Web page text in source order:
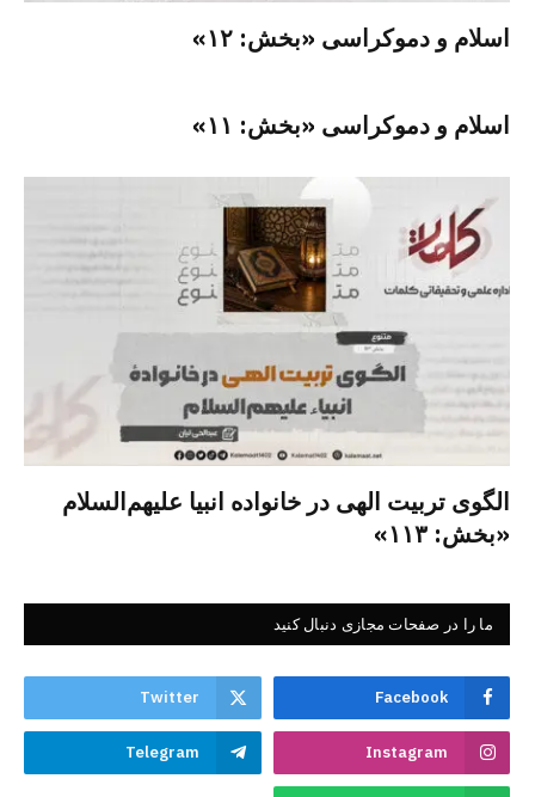
اسلام و دموکراسی «بخش: ۱۲»
اسلام و دموکراسی «بخش: ۱۱»
الگوی تربیت الهی در خانواده انبیا‌‌ علیهم‌السلام
«بخش: ۱۱۳»
ما را در صفحات مجازی دنبال کنید
Facebook
Twitter
Instagram
Telegram